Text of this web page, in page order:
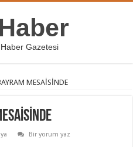
Gazetesi
MESAİSİNDE
Bir yorum yaz